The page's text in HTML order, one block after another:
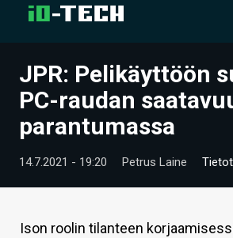
UUTISET
ARTIKKELIT
VIDEOT
TECHBBS
TIETOA
JPR: Pelikäyttöön
PC-raudan
parantumassa
14.7.2021 - 19:20 Petrus Laine
Ison roolin tilanteen